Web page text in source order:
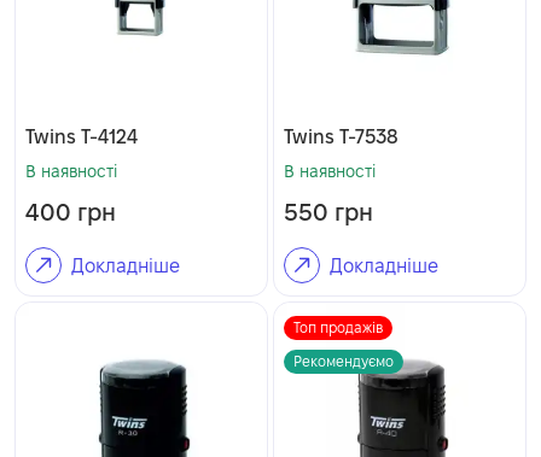
Twins T-4124
В наявності
400 грн
Докладніше
Twins T-7538
В наявності
550 грн
Докладніше
Топ продажів
Рекомендуємо